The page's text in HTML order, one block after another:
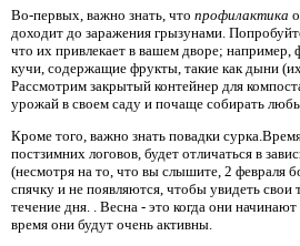
Во-первых, важно знать, что профилактика
доходит до заражения грызунами.
что их привлекает в вашем дворе; например,
кучи, содержащие фрукты, такие как дыни
Рассмотрим закрытый контейнер для
урожай в своем саду и почаще собирать
Кроме того, важно знать повадки
постзимних логовов, будет отличаться в
(несмотря на то, что вы слышите, 2 февраля
спячку и не появляются, чтобы увидеть свои
течение дня. . Весна - это когда они
время они будут очень активны.